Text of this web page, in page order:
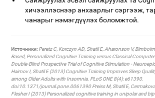
хичээллэснээр анхаарлыг сэргээж,
чанарыг нэмэгдүүлэх боломжтой.
Источники: Peretz C, Korczyn AD, Shatil E, Aharonson V,
Based, Personalized Cognitive Training versus Classical
Double-Blind Prospective Trial of Cognitive Stimulation -
Haimov I, Shatil E (2013) Cognitive Training Improves Sleep
among Older Adults with Insomnia. PLoS ONE 8(4): e61390.
doi:10.1371/journal.pone.0061390 Preiss M, Shatil E, Cermakova
Flesher I (2013) Personalized cognitive training in unipolar and